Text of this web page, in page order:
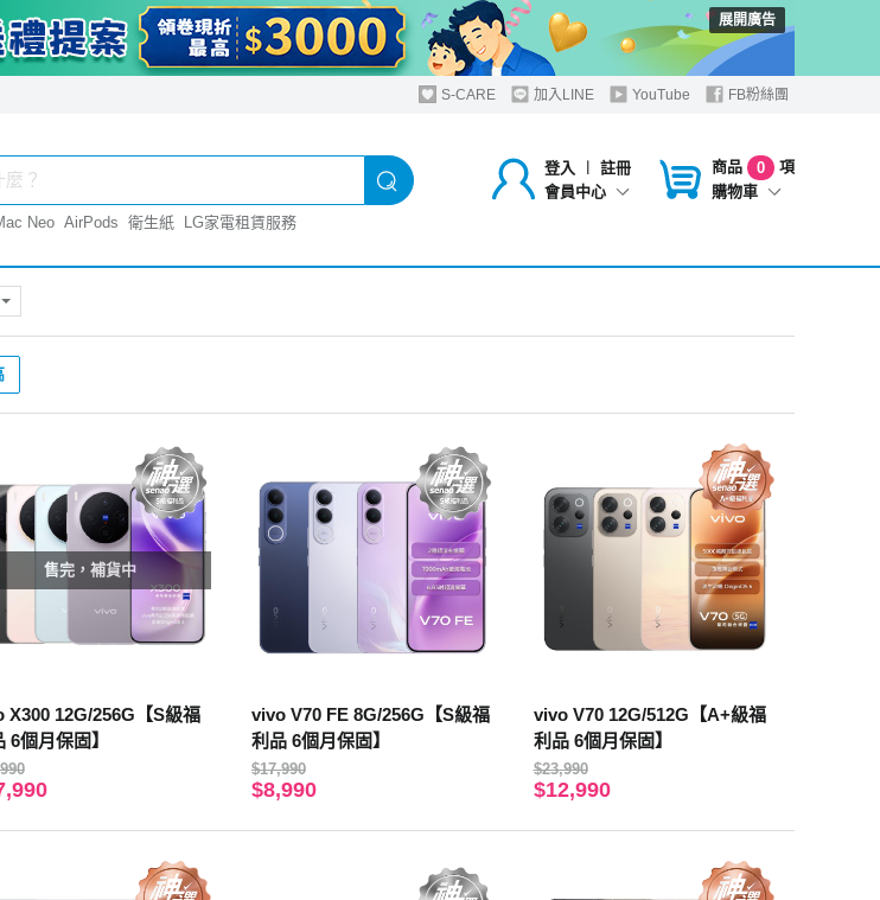
展開廣告
S-CARE 加入LINE YouTube FB粉絲團
登入 ︱
註冊
會員中心
商品 0
項
購物車
Neo AirPods 衛生紙 LG家電租賃服務
售完，補貨中
X300 12G/256G【S級福
6個月保固】
vivo V70 FE 8G/256G【S級福
利品 6個月保固】
$17,990
$8,990
vivo V70 12G/512G【A+級福
利品 6個月保固】
$23,990
$12,990